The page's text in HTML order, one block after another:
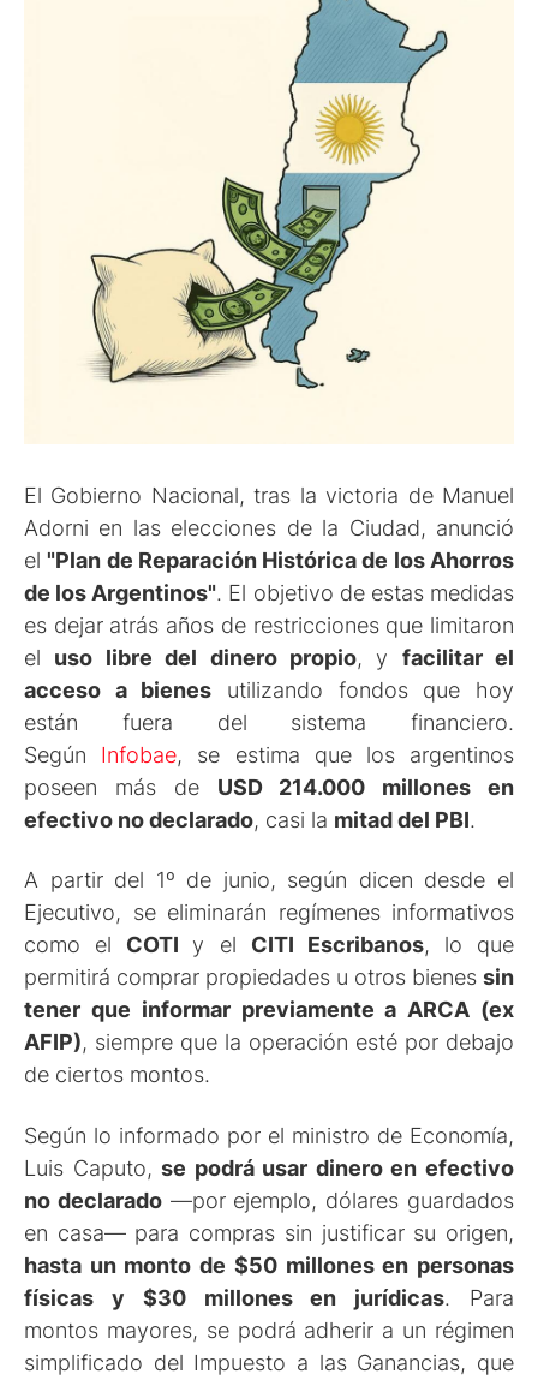
El Gobierno Nacional, tras la victoria de Manuel
Adorni en las elecciones de la Ciudad, anunció
el "Plan de Reparación Histórica de los Ahorros
de los Argentinos". El objetivo de estas medidas
es dejar atrás años de restricciones que limitaron
el uso libre del dinero propio, y facilitar el
acceso a bienes utilizando fondos que hoy
están fuera del sistema financiero.
Según Infobae, se estima que los argentinos
poseen más de USD 214.000 millones en
efectivo no declarado, casi la mitad del PBI.
A partir del 1º de junio, según dicen desde el
Ejecutivo, se eliminarán regímenes informativos
como el COTI y el CITI Escribanos, lo que
permitirá comprar propiedades u otros bienes sin
tener que informar previamente a ARCA (ex
AFIP), siempre que la operación esté por debajo
de ciertos montos.
Según lo informado por el ministro de Economía,
Luis Caputo,se podrá usar dinero en efectivo
no declarado—por ejemplo, dólares guardados
en casa— para compras sin justificar su origen,
hasta un monto de $50 millones en personas
físicas y $30 millones en jurídicas. Para
montos mayores, se podrá adherir a un régimen
simplificado del Impuesto a las Ganancias, que